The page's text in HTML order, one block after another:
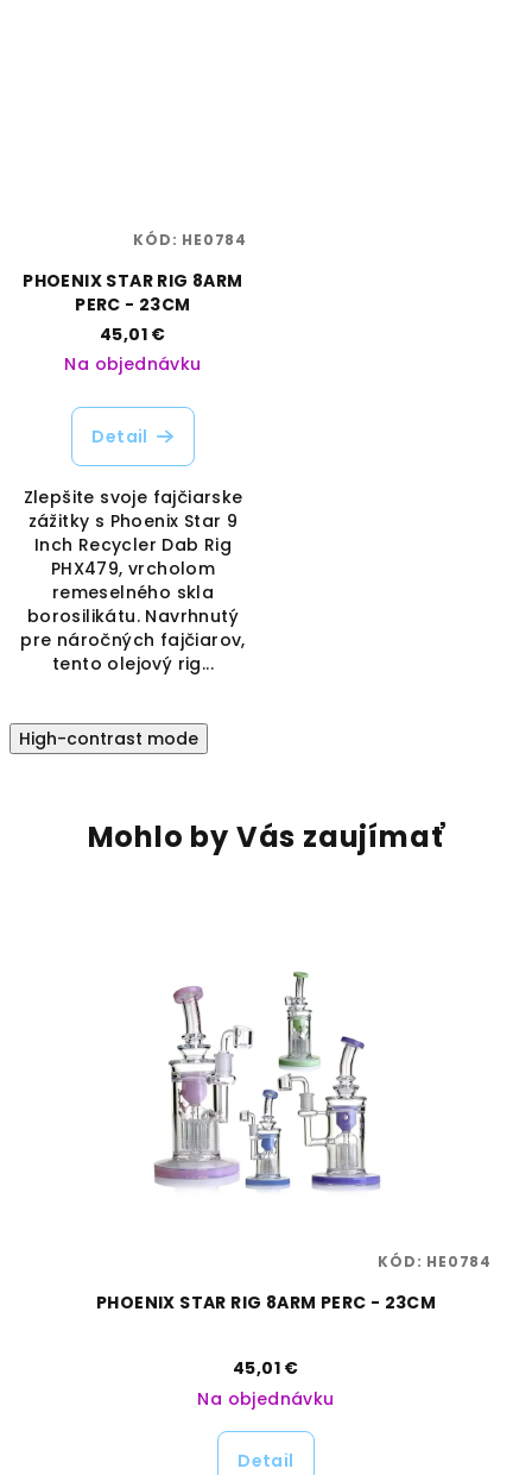
PHOENIX STAR RIG 8ARM
PERC - 23CM
45,01 €
Na objednávku
Detail
Zlepšite svoje fajčiarske
zážitky s Phoenix Star 9
Inch Recycler Dab Rig
PHX479, vrcholom
remeselného skla
borosilikátu. Navrhnutý
pre náročných fajčiarov,
tento olejový rig...
KÓD: HE0784
High-contrast mode
Mohlo by Vás zaujímať
PHOENIX STAR RIG 8ARM PERC - 23CM
45,01 €
Na objednávku
Detail
KÓD: HE0784